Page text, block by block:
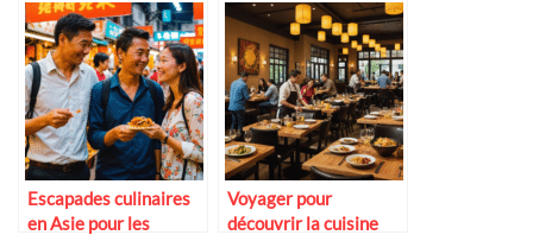
Escapades culinaires
en Asie pour les
Voyager pour
découvrir la cuisine